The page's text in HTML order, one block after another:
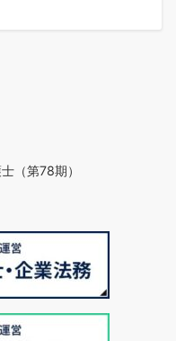
（第78期）